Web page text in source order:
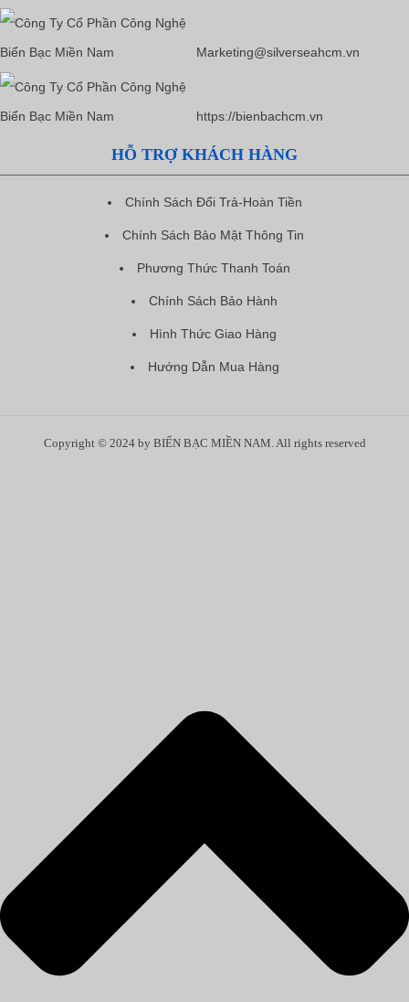
Marketing@silverseahcm.vn
https://bienbachcm.vn
HỖ TRỢ KHÁCH HÀNG
Chính Sách Đổi Trả-Hoàn Tiền
Chính Sách Bảo Mật Thông Tin
Phương Thức Thanh Toán
Chính Sách Bảo Hành
Hình Thức Giao Hàng
Hướng Dẫn Mua Hàng
Copyright © 2024 by BIỂN BẠC MIỀN NAM. All rights reserved